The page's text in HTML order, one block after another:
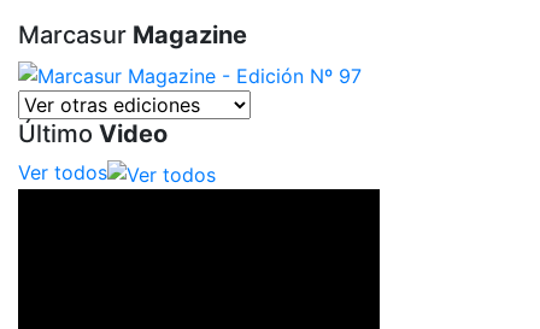
Marcasur Magazine
Último Video
Ver todos